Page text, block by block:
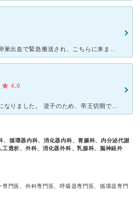
近くのクリニックから卵巣出血で緊急搬送され、こちらに来ました。まず、お忙しい中受け入れていただき、感謝いたします。担当してくださった産婦人科の平川先生はとても冷静に検査をしてくださり、手術が必要である
4.0
第一子の出産でお世話になりました。 逆子のため、帝王切開での出産で、右も左も分からず不安だらけでしたが、婦人科、麻酔科、小児科の先生で連携しており、とても安心感がありました。 助産師さんが皆とても
、循環器内科、消化器内科、胃腸科、内分泌代謝
透析、外科、消化器外科、乳腺科、脳神経外
門医、外科専門医、呼吸器専門医、循環器専門